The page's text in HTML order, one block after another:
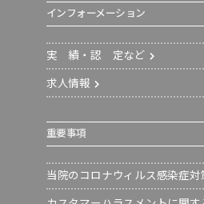
インフォーメーション
実 績・認 定など
求人情報
重要事項
当院のコロナウィルス感染症対